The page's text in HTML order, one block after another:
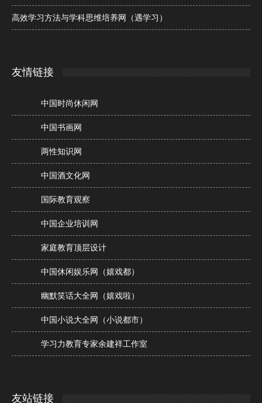
高效学习方法与学科思维培养网（遇学习）
友情链接
中国时尚休闲网
中国书画网
两性知识网
中国酒文化网
国际教育观察
中国企业培训网
家庭教育顶层设计
中国休闲娱乐网（嬉戏都）
幽默笑话大全网（嬉戏啦）
中国小说大全网（小说都市）
学习力教育专家余建祥工作室
友站链接